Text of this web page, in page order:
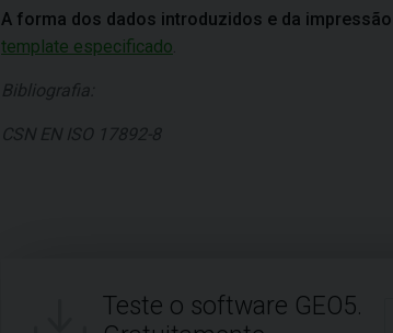
A forma dos dados introduzidos e da
template especificado
Bibliografia:
CSN EN ISO 17892-8
Teste o software GEO5.